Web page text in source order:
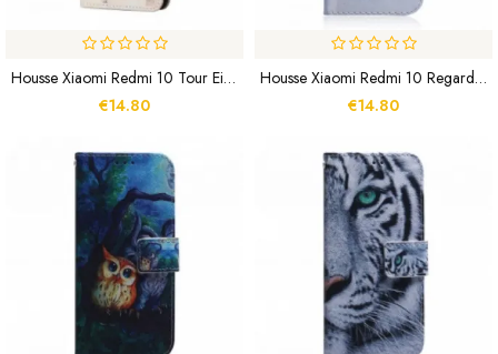
Housse Xiaomi Redmi 10 Tour Eiffel Rétro
€14.80
Housse Xiaomi Redmi 10 Regard Canin
€14.80